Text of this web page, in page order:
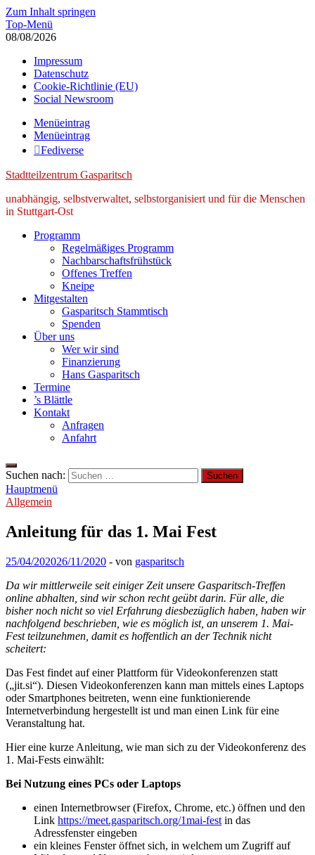
Zum Inhalt springen
Top-Menü
08/08/2026
Impressum
Datenschutz
Cookie-Richtlinie (EU)
Social Newsroom
Menüeintrag
Menüeintrag
Fediverse
Stadtteilzentrum Gasparitsch
unabhängig, selbstverwaltet, selbstorganisiert und für die Menschen
in Stuttgart-Ost
Programm
Regelmäßiges Programm
Nachbarschaftsfrühstück
Offenes Treffen
Kneipe
Mitgestalten
Gasparitsch Stammtisch
Spenden
Über uns
Wer wir sind
Finanzierung
Hans Gasparitsch
Termine
’s Blättle
Kontakt
Anfragen
Anfahrt
Suchen nach:
Hauptmenü
Allgemein
Anleitung für das 1. Mai Fest
25/04/202026/11/2020 - von gasparitsch
Da wir mittlerweile seit einiger Zeit unsere Gasparitsch-Treffen
online abhalten, sind wir schon recht geübt darin. Für alle, die
bisher noch nicht so viel Erfahrung diesbezüglich haben, haben wir
nachfolgend beschrieben, wie es möglich ist, an unserem 1. Mai-
Fest teilzunehmen, damit es hoffentlich an der Technik nicht
scheitert:
Das Fest findet auf einer Plattform für Videokonferenzen statt
(„jit.si“). Diesen Videokonferenzen kann man mittels eines Laptops
oder Smartphones beitreten, wenn eine funktionierende
Internetverbindung hergestellt ist und man einen Link für eine
Veranstaltung hat.
Hier eine kurze Anleitung, wie man sich zu der Videokonferenz des
1. Mai-Fests einwählt:
Bei Nutzung eines PCs oder Laptops
einen Internetbrowser (Firefox, Chrome, etc.) öffnen und den
Link https://meet.gasparitsch.org/1mai-fest in das
Adressfenster eingeben
ein kleines Fenster öffnet sich, in welchem um Zugriff auf